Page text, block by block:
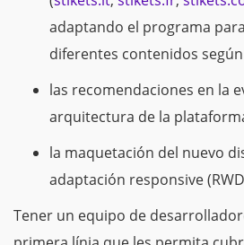
adaptando el programa
diferentes contenidos
las recomendaciones en la
arquitectura de la
la maquetación del nuevo
adaptación responsive
Tener un equipo de